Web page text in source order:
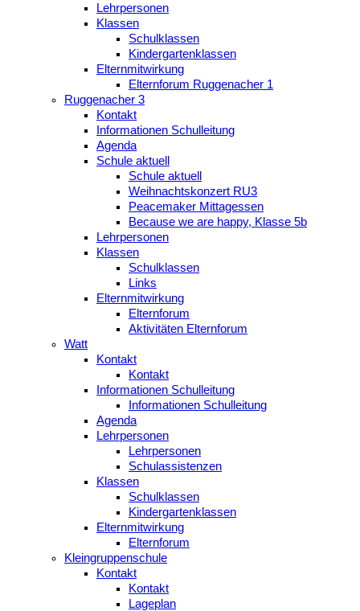
Lehrpersonen
Klassen
Schulklassen
Kindergartenklassen
Elternmitwirkung
Elternforum Ruggenacher 1
Ruggenacher 3
Kontakt
Informationen Schulleitung
Agenda
Schule aktuell
Schule aktuell
Weihnachtskonzert RU3
Peacemaker Mittagessen
Because we are happy, Klasse 5b
Lehrpersonen
Klassen
Schulklassen
Links
Elternmitwirkung
Elternforum
Aktivitäten Elternforum
Watt
Kontakt
Kontakt
Informationen Schulleitung
Informationen Schulleitung
Agenda
Lehrpersonen
Lehrpersonen
Schulassistenzen
Klassen
Schulklassen
Kindergartenklassen
Elternmitwirkung
Elternforum
Kleingruppenschule
Kontakt
Kontakt
Lageplan